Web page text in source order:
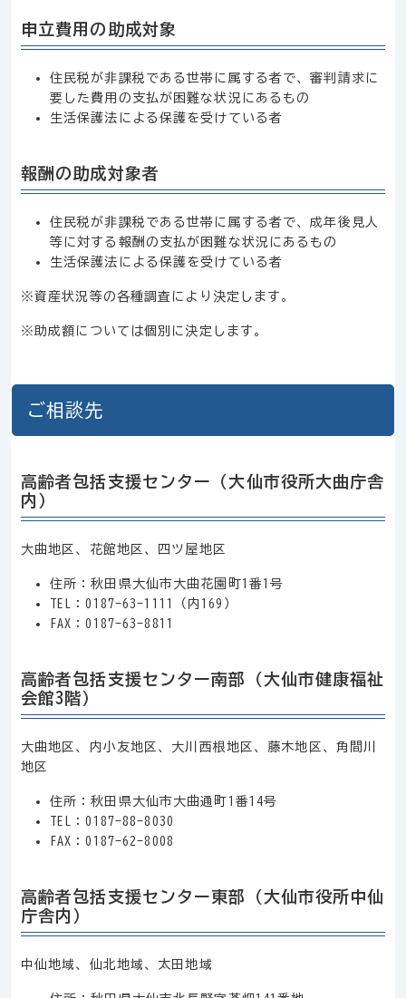
申立費用の助成対象
住民税が非課税である世帯に属する者で、審判請求に
要した費用の支払が困難な状況にあるもの
生活保護法による保護を受けている者
報酬の助成対象者
住民税が非課税である世帯に属する者で、成年後見人
等に対する報酬の支払が困難な状況にあるもの
生活保護法による保護を受けている者
※資産状況等の各種調査により決定します。
※助成額については個別に決定します。
ご相談先
高齢者包括支援センター（大仙市役所大曲庁舎
内）
大曲地区、花館地区、四ツ屋地区
住所：秋田県大仙市大曲花園町1番1号
TEL：0187-63-1111（内169）
FAX：0187-63-8811
高齢者包括支援センター南部（大仙市健康福祉
会館3階）
大曲地区、内小友地区、大川西根地区、藤木地区、角間川
地区
住所：秋田県大仙市大曲通町1番14号
TEL：0187-88-8030
FAX：0187-62-8008
高齢者包括支援センター東部（大仙市役所中仙
庁舎内）
中仙地域、仙北地域、太田地域